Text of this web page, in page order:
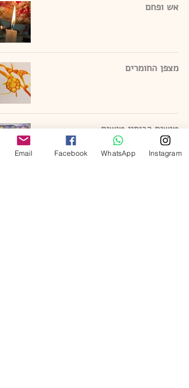
אש ופחם
מצפן החומרים
טושים רבותיי טושים
Email Facebook WhatsApp Instagram